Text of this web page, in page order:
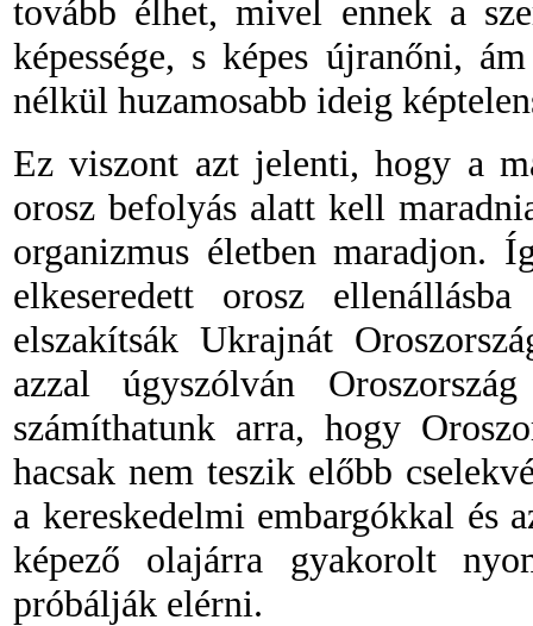
tovább élhet, mivel ennek a
képessége, s képes újranőni,
nélkül huzamosabb ideig
Ez viszont azt jelenti, hogy a
orosz befolyás alatt kell
organizmus életben maradjon.
elkeseredett orosz
elszakítsák Ukrajnát
azzal úgyszólván
számíthatunk arra, hogy
hacsak nem teszik előbb
a kereskedelmi embargókkal és
képező olajárra gyakorolt
próbálják elérni.